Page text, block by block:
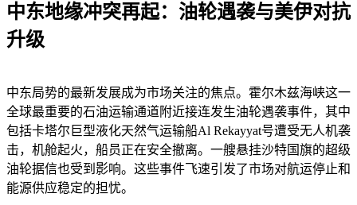
中东地缘冲突再起：油轮遇袭与美伊对抗
升级
中东局势的最新发展成为市场关注的焦点。霍尔木兹海峡这一
全球最重要的石油运输通道附近接连发生油轮遇袭事件，其中
包括卡塔尔巨型液化天然气运输船Al Rekayyat号遭受无人机袭
击，机舱起火，船员正在安全撤离。一艘悬挂沙特国旗的超级
油轮据信也受到影响。这些事件飞速引发了市场对航运停止和
能源供应稳定的担忧。